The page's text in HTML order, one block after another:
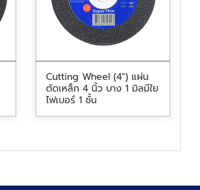
Cutting Wheel (4″) แผ่น
ตัดเหล็ก 4 นิ้ว บาง 1 มิลมีใย
ไฟเบอร์ 1 ชั้น